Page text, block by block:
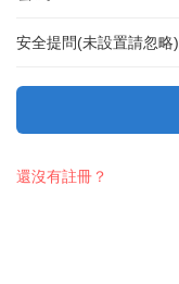
安全提問(未設置請忽略)
還沒有註冊？